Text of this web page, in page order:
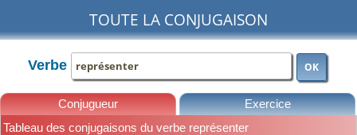
TOUTE LA CONJUGAISON
Verbe OK
Conjugueur Exercice
Tableau des conjugaisons du verbe représenter